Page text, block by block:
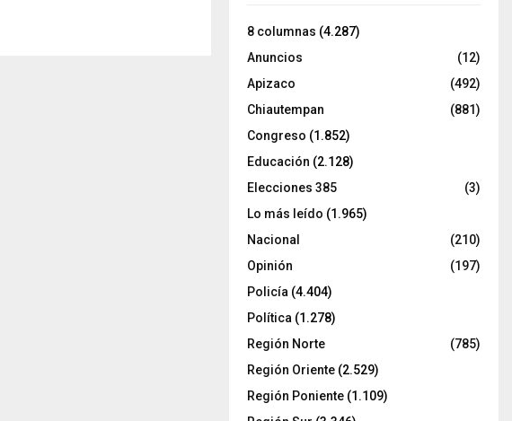
8 columnas (4.287)
Anuncios
(12)
Apizaco
(492)
Chiautempan
(881)
Congreso (1.852)
Educación (2.128)
Elecciones 385
(3)
Lo más leído (1.965)
Nacional
(210)
Opinión
(197)
Policía (4.404)
Política (1.278)
Región Norte
(785)
Región Oriente (2.529)
Región Poniente (1.109)